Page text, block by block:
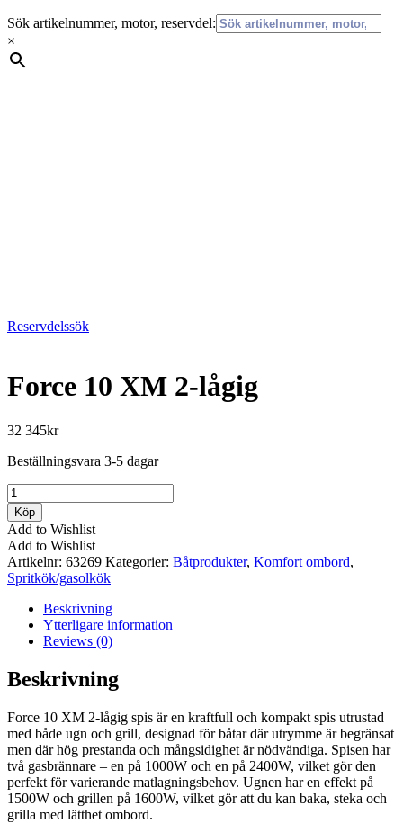
Sök artikelnummer, motor, reservdel:
×
Reservdelssök
Force 10 XM 2-lågig
32 345kr
Beställningsvara 3-5 dagar
Force
10
XM
2-
lågig
mängd
Köp
Add to Wishlist
Add to Wishlist
Artikelnr: 63269 Kategorier: Båtprodukter, Komfort ombord,
Spritkök/gasolkök
Beskrivning
Ytterligare information
Reviews (0)
Beskrivning
Force 10 XM 2-lågig spis är en kraftfull och kompakt spis utrustad
med både ugn och grill, designad för båtar där utrymme är begränsat
men där hög prestanda och mångsidighet är nödvändiga. Spisen har
två gasbrännare – en på 1000W och en på 2400W, vilket gör den
perfekt för varierande matlagningsbehov. Ugnen har en effekt på
1500W och grillen på 1600W, vilket gör att du kan baka, steka och
grilla med lätthet ombord.